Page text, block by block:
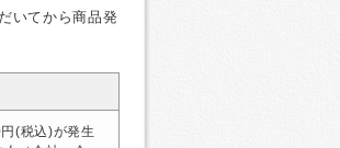
いてから商品発
(税込)が発生